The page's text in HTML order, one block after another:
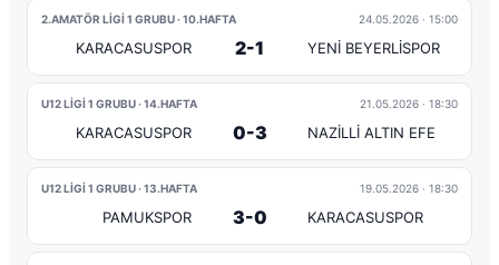
2.AMATÖR LİGİ 1 GRUBU · 10.HAFTA 24.05.2026 · 15:00
KARACASUSPOR 2-1 YENİ BEYERLİSPOR
U12 LİGİ 1 GRUBU · 14.HAFTA 21.05.2026 · 18:30
KARACASUSPOR 0-3 NAZİLLİ ALTIN EFE
U12 LİGİ 1 GRUBU · 13.HAFTA 19.05.2026 · 18:30
PAMUKSPOR 3-0 KARACASUSPOR